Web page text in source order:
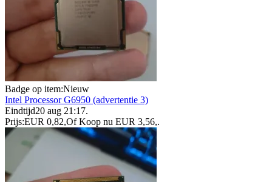
Badge op item:Nieuw
Intel Processor G6950 (advertentie 3)
Eindtijd20 aug 21:17.
Prijs:EUR 0,82,Of Koop nu EUR 3,56,.